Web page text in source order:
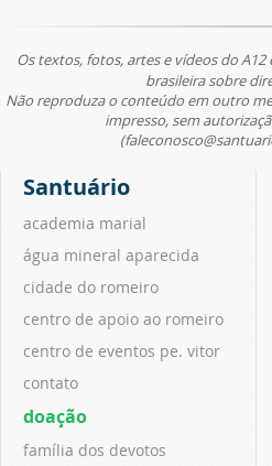
Os textos, fotos, artes e vídeos do
brasileira sobre
Não reproduza o conteúdo em outro
impresso, sem
Santuário
academia marial
água mineral aparecida
cidade do romeiro
centro de apoio ao romeiro
centro de eventos pe. vitor
contato
doação
família dos devotos